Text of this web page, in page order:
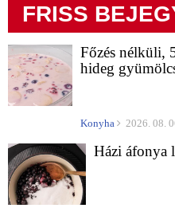
FRISS
Főzés nélküli,
hideg
Konyha 2026. 08.
Házi áfonya